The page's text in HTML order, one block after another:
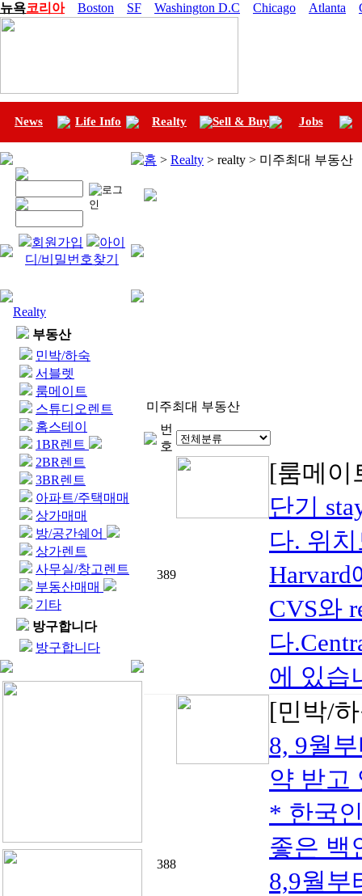
뉴욕코리아 Boston SF Washington D.C Chicago Atlanta
News Life Info Realty Sell & Buy Jobs
회원가입
아이
디/비밀번호찾기
Realty
부동산
민박/하숙
서블렛
룸메이트
스튜디오렌트
홈스테이
1BR렌트
2BR렌트
3BR렌트
아파트/주택매매
상가매매
방/공간쉐어
상가렌트
사무실/창고렌트
부동산매매
기타
방구합니다
방구합니다
홈 > Realty > realty > 미주최대 부동산
미주최대 부동산
번
호
389
[룸메
단기
다. 위치
Harvard
CVS와
다
에 있습
388
[민박/
8, 9월
약 받고
* 한국
좋은 백
8,9월부